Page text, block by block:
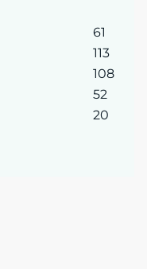
61
113
108
52
20